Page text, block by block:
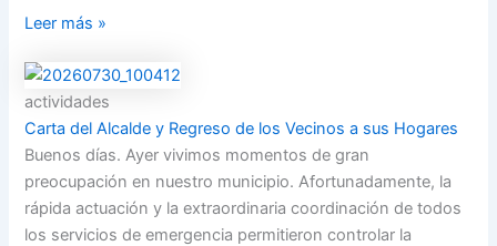
Leer más »
actividades
Carta del Alcalde y Regreso de los Vecinos a sus Hogares
Buenos días. Ayer vivimos momentos de gran
preocupación en nuestro municipio. Afortunadamente, la
rápida actuación y la extraordinaria coordinación de todos
los servicios de emergencia permitieron controlar la